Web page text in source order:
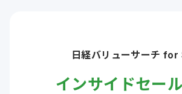
日経バリューサーチ for
インサイドセー